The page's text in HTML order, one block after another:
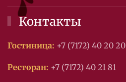
Контакты
Гостиница: +7 (7172) 40 20 20
Ресторан: +7 (7172) 40 21 81